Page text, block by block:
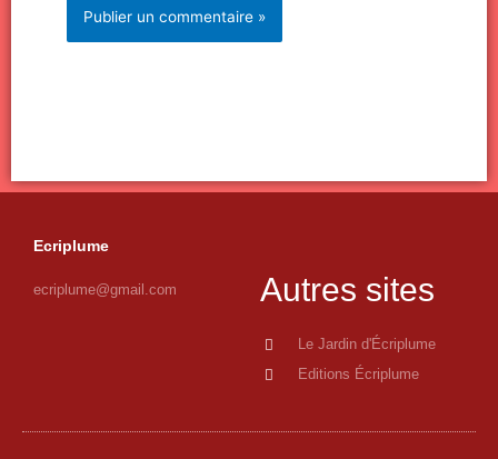
Ecriplume
ecriplume@gmail.com Autres sites
Le Jardin d'Écriplume
Editions Écriplume